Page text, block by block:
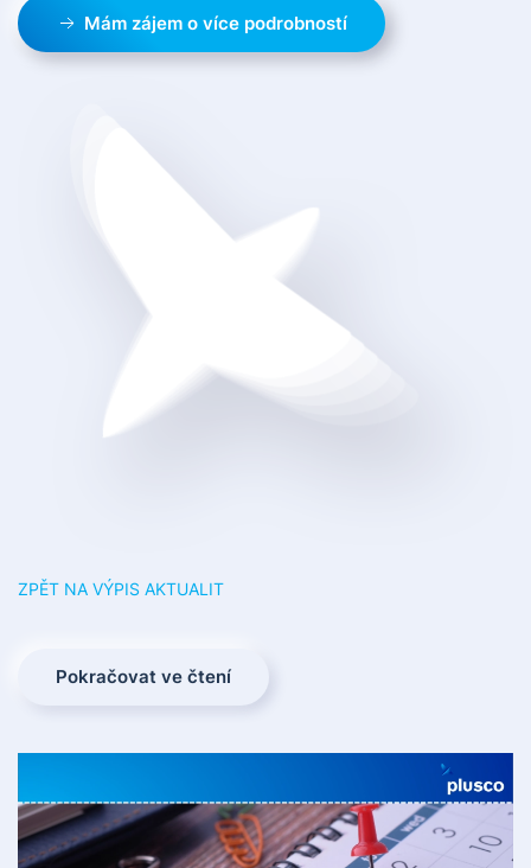
Mám zájem o více podrobností
ZPĚT NA VÝPIS AKTUALIT
Pokračovat ve čtení